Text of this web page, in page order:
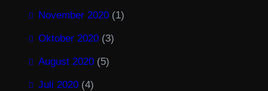
November 2020 (1)
Oktober 2020 (3)
August 2020 (5)
Juli 2020 (4)